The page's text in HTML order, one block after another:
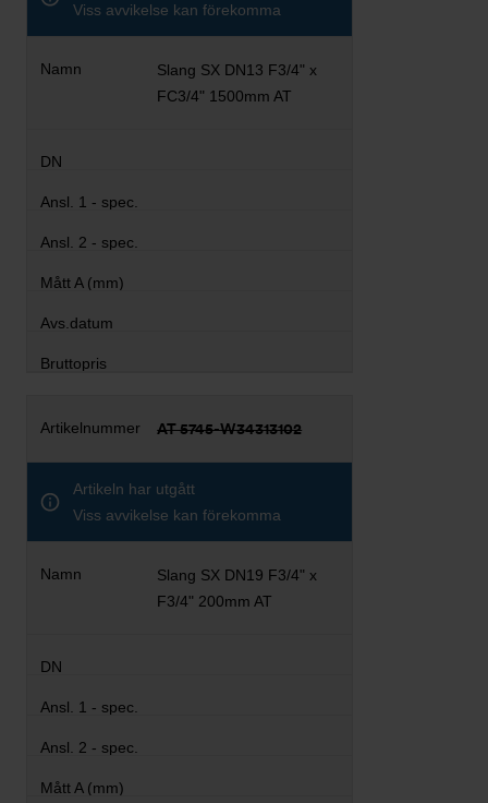
Viss avvikelse kan förekomma
Slang SX DN13 F3/4" x
FC3/4" 1500mm AT
AT 5745-W34313102
Artikeln har utgått
Viss avvikelse kan förekomma
Slang SX DN19 F3/4" x
F3/4" 200mm AT